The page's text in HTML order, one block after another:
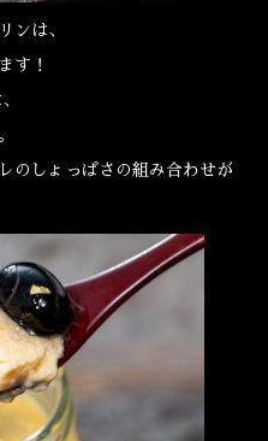
ンは、
す！
のしょっぱさの組み合わせが